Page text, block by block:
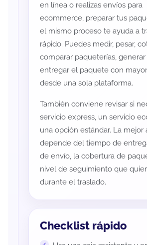
en línea o realizas envíos para
ecommerce, preparar tus
el mismo proceso te ayuda a
rápido. Puedes medir, pesar,
comparar paqueterías,
entregar el paquete con
desde una sola plataforma.
También conviene revisar si
servicio express, un servicio
una opción estándar. La mejor
depende del tiempo de
de envío, la cobertura de
nivel de seguimiento que
durante el traslado.
Checklist rápido